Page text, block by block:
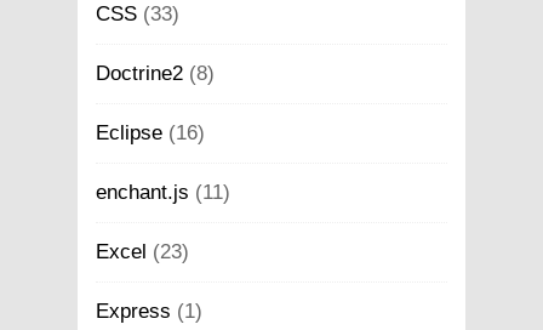
CSS (33)
Doctrine2 (8)
Eclipse (16)
enchant.js (11)
Excel (23)
Express (1)